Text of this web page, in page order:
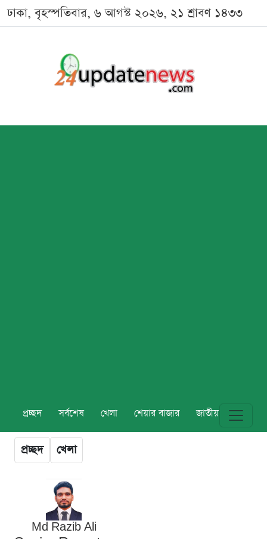
ঢাকা, বৃহস্পতিবার, ৬ আগস্ট ২০২৬, ২১ শ্রাবণ ১৪৩৩
প্রচ্ছদ সর্বশেষ খেলা শেয়ার বাজার জাতীয় বিশ্ব
প্রচ্ছদ খেলা
Md Razib Ali